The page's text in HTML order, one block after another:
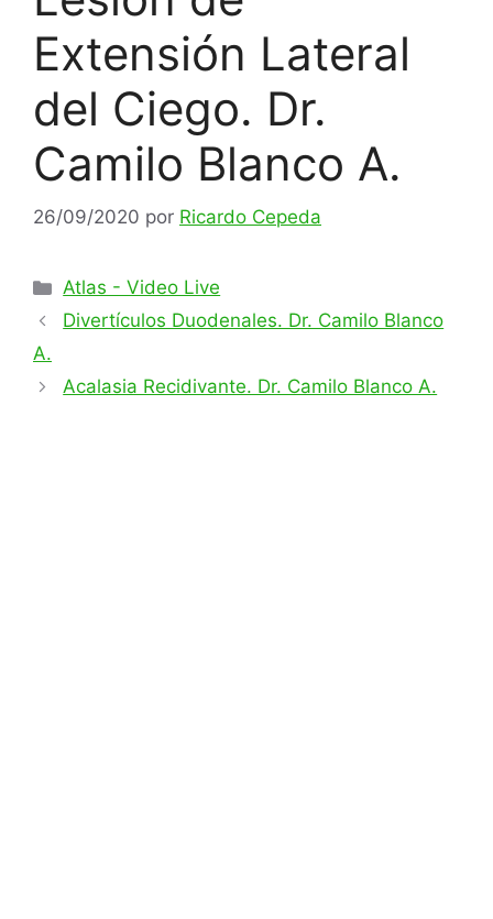
Extensión Lateral
del Ciego. Dr.
Camilo Blanco A.
26/09/2020 por Ricardo Cepeda
Categorías
Atlas - Video Live
Divertículos Duodenales. Dr. Camilo Blanco
A.
Acalasia Recidivante. Dr. Camilo Blanco A.